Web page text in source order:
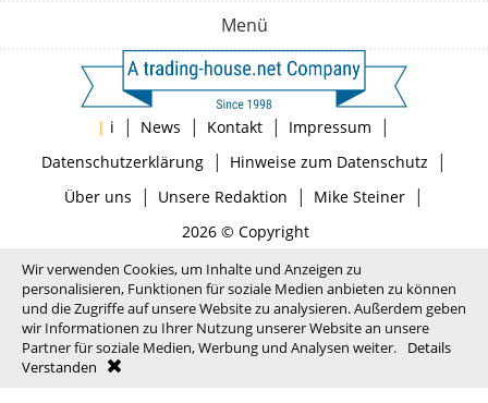
Menü
| i | News | Kontakt | Impressum |
Datenschutzerklärung| Hinweise zum Datenschutz |
Über uns | Unsere Redaktion | Mike Steiner|
2026 © Copyright
Wir verwenden Cookies, um Inhalte und Anzeigen zu
personalisieren, Funktionen für soziale Medien anbieten zu können
und die Zugriffe auf unsere Website zu analysieren. Außerdem geben
wir Informationen zu Ihrer Nutzung unserer Website an unsere
Partner für soziale Medien, Werbung und Analysen weiter.
Details
Verstanden